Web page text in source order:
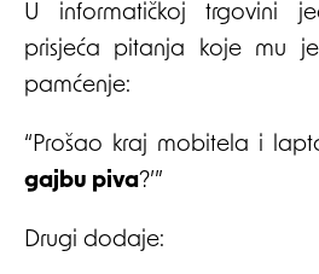
U informatičkoj trgovini
prisjeća pitanja koje mu
pamćenje:
“Prošao kraj mobitela i
gajbu piva?’”
Drugi dodaje: